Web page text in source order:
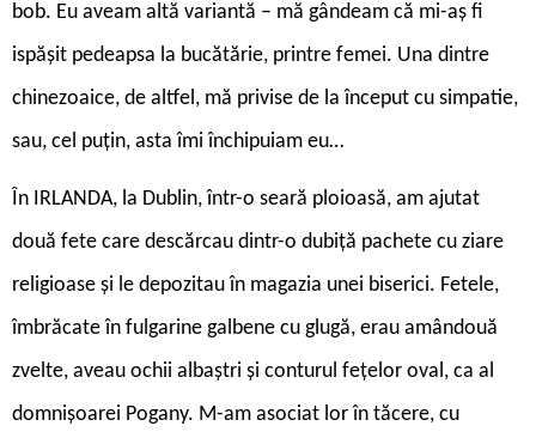
bob. Eu aveam altă variantă – mă gândeam că mi-aș fi
ispășit pedeapsa la bucătărie, printre femei. Una dintre
chinezoaice, de altfel, mă privise de la început cu simpatie,
sau, cel puțin, asta îmi închipuiam eu…
În IRLANDA, la Dublin, într-o seară ploioasă, am ajutat
două fete care descărcau dintr-o dubiță pachete cu ziare
religioase și le depozitau în magazia unei biserici. Fetele,
îmbrăcate în fulgarine galbene cu glugă, erau amândouă
zvelte, aveau ochii albaștri și conturul fețelor oval, ca al
domnișoarei Pogany. M-am asociat lor în tăcere, cu